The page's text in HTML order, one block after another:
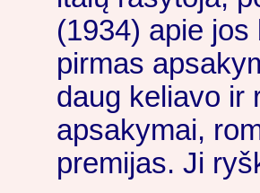
(1934) apie
pirmas
daug keliavo ir
apsakymai,
premijas. Ji